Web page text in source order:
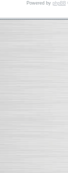
Powered by phpBB